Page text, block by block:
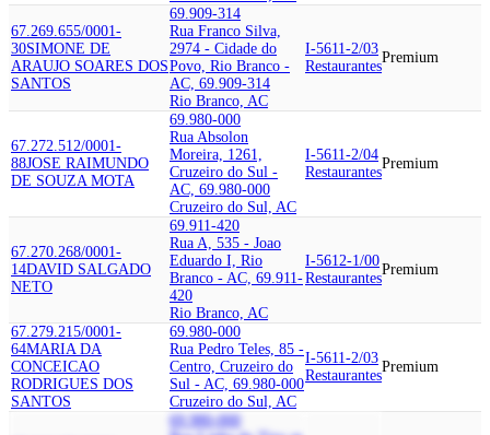
67.269.655/0001-
30SIMONE DE
ARAUJO SOARES DOS
SANTOS
69.909-314
Rua Franco Silva,
2974 - Cidade do
Povo, Rio Branco -
AC, 69.909-314
Rio Branco, AC
I-5611-2/03
Restaurantes
Premium
67.272.512/0001-
88JOSE RAIMUNDO
DE SOUZA MOTA
69.980-000
Rua Absolon
Moreira, 1261,
Cruzeiro do Sul -
AC, 69.980-000
Cruzeiro do Sul, AC
I-5611-2/04
Restaurantes
Premium
67.270.268/0001-
14DAVID SALGADO
NETO
69.911-420
Rua A, 535 - Joao
Eduardo I, Rio
Branco - AC, 69.911-
420
Rio Branco, AC
I-5612-1/00
Restaurantes
Premium
67.279.215/0001-
64MARIA DA
CONCEICAO
RODRIGUES DOS
SANTOS
69.980-000
Rua Pedro Teles, 85 -
Centro, Cruzeiro do
Sul - AC, 69.980-000
Cruzeiro do Sul, AC
I-5611-2/03
Restaurantes
Premium
69.980-000